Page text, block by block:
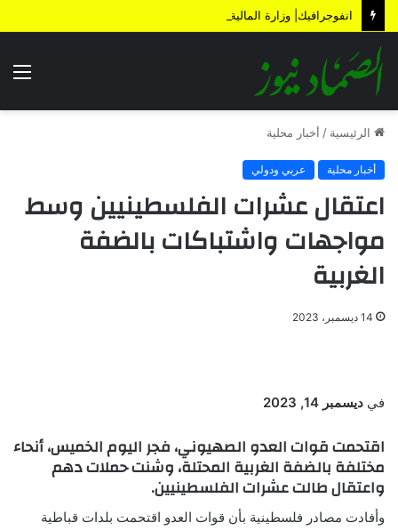
الرئيسية / أخبار محلية
أخبار محلية عربي ودولي
اعتقال عشرات الفلسطينيين وسط
مواجهات واشتباكات بالضفة
الغربية
14 ديسمبر، 2023
في ديسمبر 14, 2023
اقتحمت قوات العدو الصهيوني، فجر اليوم الخميس، أنحاء
مختلفة بالضفة الغربية المحتلة، وشنت حملات دهم
واعتقال طالت عشرات الفلسطينيين.
وأفادت مصادر فلسطينية بأن قوات العدو اقتحمت بلدات قباطية